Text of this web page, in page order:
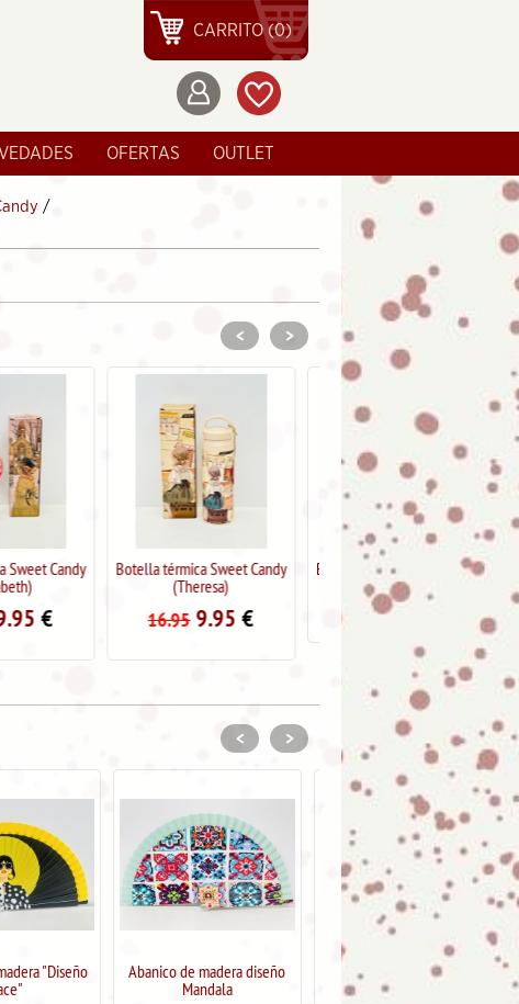
CARRITO (0)
OFERTAS OUTLET
/
Sweet Candy
9.95
Botella térmica Sweet Candy
16.95 9.95
Botella térmica Sweet Candy
16.95 9.95
< >
madera diseño
Abanico de madera diseño
Mandala
Abanico de madera diseño
< >